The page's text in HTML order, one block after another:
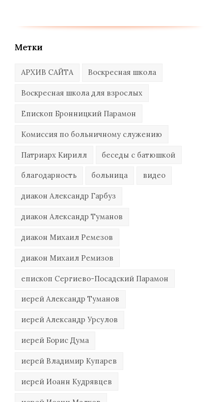
Метки
АРХИВ САЙТА Воскресная школа
Воскресная школа для взрослых
Епископ Бронницкий Парамон
Комиссия по больничному служению
Патриарх Кирилл беседы с батюшкой
благодарность больница видео
диакон Александр Гарбуз
диакон Александр Туманов
диакон Михаил Ремезов
диакон Михаил Ремизов
епископ Сергиево-Посадский Парамон
иерей Александр Туманов
иерей Александр Урсулов
иерей Борис Дума
иерей Владимир Купарев
иерей Иоанн Кудрявцев